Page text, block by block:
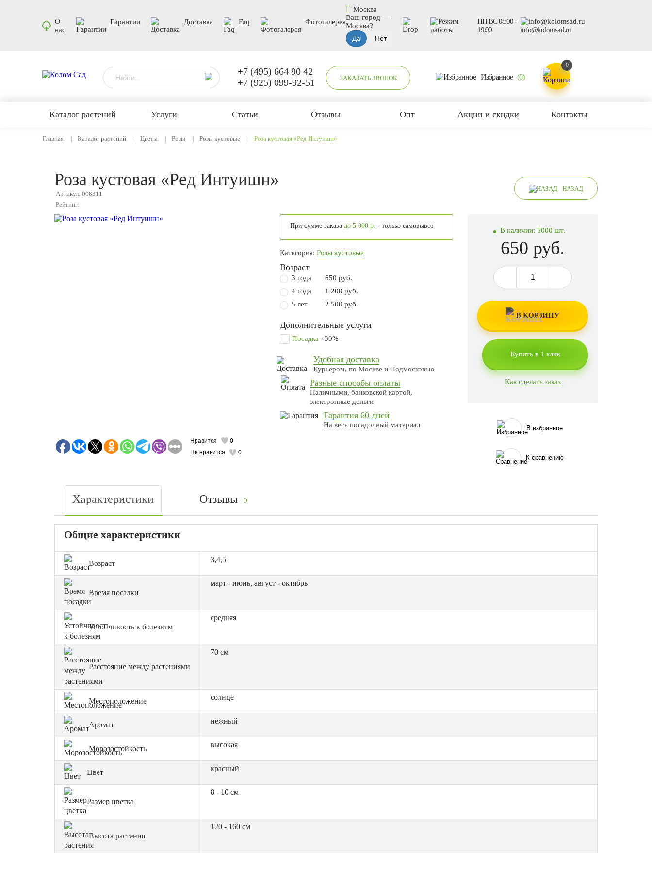
О
нас
Гарантии Доставка Faq Фотогалерея
Москва
Ваш город —
Москва?
ПН-ВС 08:00 -
19:00
info@kolomsad.ru
+7 (495) 664 90 42
+7 (925) 099-92-51
ЗАКАЗАТЬ ЗВОНОК Избранное (0)
0
Каталог растений Услуги Статьи Отзывы Опт Акции и скидки Контакты
Главная Каталог растений Цветы Розы Розы кустовые Роза кустовая «Ред Интуишн»
Роза кустовая «Ред Интуишн»
Артикул: 008311
Рейтинг:
НАЗАД
Нравится
0
Не нравится
0
При сумме заказадо 5 000 р. - только самовывоз
Категория:Розы кустовые
Возраст
3 года
650 руб.
4 года
1 200 руб.
5 лет
2 500 руб.
Дополнительные услуги
Посадка +30%
Удобная доставка
Курьером, по Москве и Подмосковью
Разные способы оплаты
Наличными, банковской картой,
электронные деньги
Гарантия 60 дней
На весь посадочный материал
В наличии: 5000 шт.
650 руб.
В КОРЗИНУ
Купить в 1 клик
Как сделать заказ
В избранное
К сравнению
Характеристики Отзывы 0
Общие характеристики
Возраст 3,4,5
Время посадки
март - июнь, август - октябрь
Устойчивость к болезням
средняя
Расстояние между растениями
70 см
Местоположение солнце
Аромат нежный
Морозостойкость высокая
Цвет красный
Размер цветка
8 - 10 см
Высота растения
120 - 160 см